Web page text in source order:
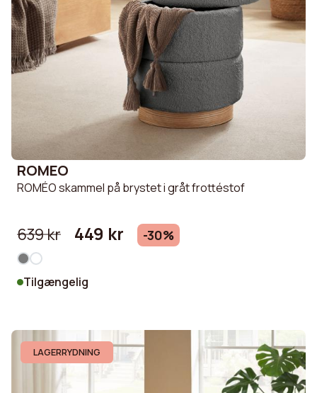
ROMEO
ROMÉO skammel på brystet i gråt frottéstof
639 kr 449 kr -30%
Tilgængelig
LAGERRYDNING